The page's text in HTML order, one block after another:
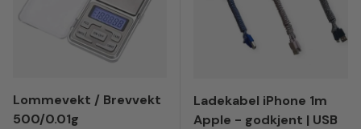
Lommevekt / Brevvekt
500/0.01g
Ladekabel iPhone 1m
Apple - godkjent | USB